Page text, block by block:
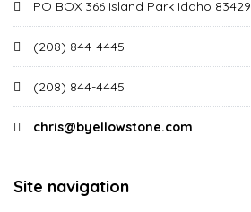
PO BOX 366 Island Park Idaho 83429
(208) 844-4445
(208) 844-4445
chris@byellowstone.com
Site navigation